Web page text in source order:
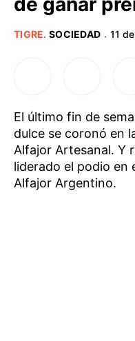
TIGRE. SOCIEDAD · 11
El último fin de
dulce se coronó en
Alfajor Artesanal. Y
liderado el podio en
Alfajor Argentino.